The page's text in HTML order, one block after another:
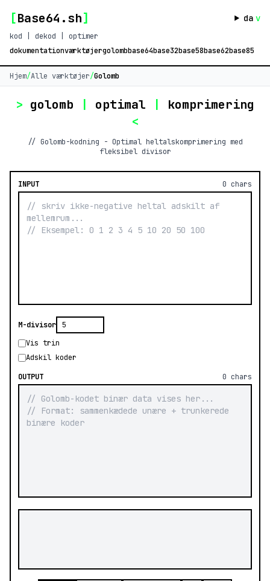
[Base64.sh] da v
kod | dekod | optimer
dokumentationværktøjergolombbase64base32base58base62base85
Hjem/Alle værktøjer/Golomb
> golomb | optimal |
komprimering
<
// Golomb-kodning - Optimal heltalskomprimering med
fleksibel divisor
INPUT 0 chars
M-divisor
Vis trin
Adskil koder
OUTPUT
0 chars